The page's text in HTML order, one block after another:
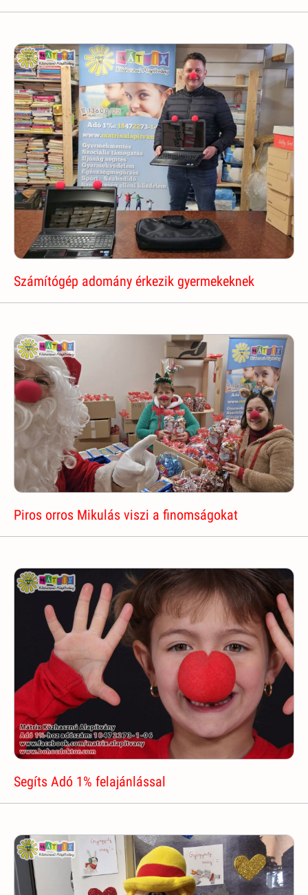
Számítógép adomány érkezik gyermekeknek
Piros orros Mikulás viszi a finomságokat
Segíts Adó 1% felajánlással